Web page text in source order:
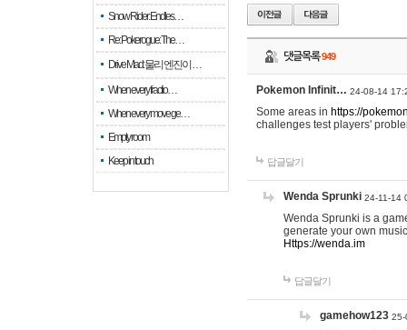
Snow Rider: Endles…
Re: Pokerogue: The…
Drive Mad: 물리 엔진이 …
When every fractio…
When every move ge…
Empty room
Keep in touch
댓글목록949
Pokemon Infinit… 24-08-14
Some areas in https://
challenges test players'
답글달기
Wenda Sprunki 24-11-14
Wenda Sprunki is a
generate your own
Https://wenda.im
답글달기
gamehow123 25-